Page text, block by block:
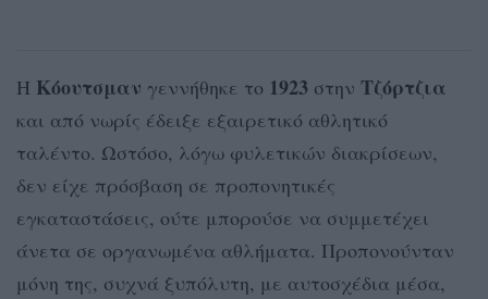
Η Κόουτσμαν γεννήθηκε το 1923 στην Τζόρτζια
και από νωρίς έδειξε εξαιρετικό αθλητικό
ταλέντο. Ωστόσο, λόγω φυλετικών διακρίσεων,
δεν είχε πρόσβαση σε προπονητικές
εγκαταστάσεις, ούτε μπορούσε να συμμετέχει
άνετα σε οργανωμένα αθλήματα. Προπονούνταν
μόνη της, συχνά ξυπόλυτη, με αυτοσχέδια μέσα,